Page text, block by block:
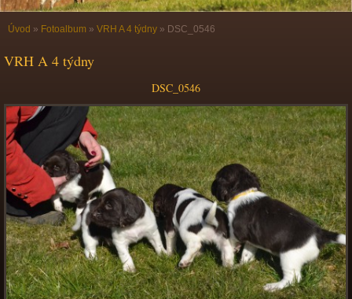
Úvod » Fotoalbum » VRH A 4 týdny » DSC_0546
VRH A 4 týdny
DSC_0546